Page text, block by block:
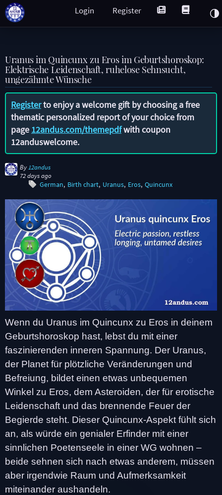
Register
Login
Uranus im Quincunx zu Eros im Geburtshoroskop:
Elektrische Leidenschaft, ruhelose Sehnsucht,
ungezähmte Wünsche
Registerto enjoy a welcome gift by choosing a free
thematic personalized report of your choice from
page 12andus.com/themepdfwith coupon
12anduswelcome.
By 12andus
72 days ago
German Birth chart Uranus Eros Quincunx
Wenn du Uranus im Quincunx zu Eros in deinem
Geburtshoroskop hast, lebst du mit einer
faszinierenden inneren Spannung. Der Uranus,
der Planet für plötzliche Veränderungen und
Befreiung, bildet einen etwas unbequemen
Winkel zu Eros, dem Asteroiden, der für erotische
Leidenschaft und das brennende Feuer der
Begierde steht. Dieser Quincunx-Aspekt fühlt sich
an, als würde ein genialer Erfinder mit einer
sinnlichen Poetenseele in einer WG wohnen –
beide sehnen sich nach etwas anderem, müssen
aber irgendwie Raum und Aufmerksamkeit
miteinander aushandeln.